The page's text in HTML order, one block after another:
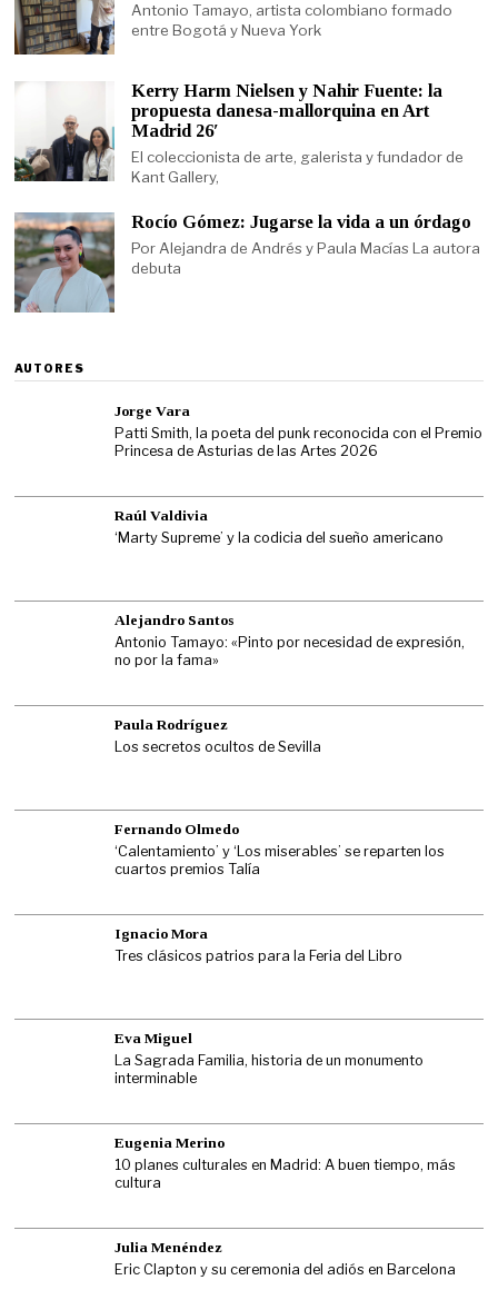
Antonio Tamayo, artista colombiano formado
entre Bogotá y Nueva York
Kerry Harm Nielsen y Nahir Fuente: la
propuesta danesa-mallorquina en Art
Madrid 26′
El coleccionista de arte, galerista y fundador de
Kant Gallery,
Rocío Gómez: Jugarse la vida a un órdago
Por Alejandra de Andrés y Paula Macías La autora
debuta
AUTORES
Jorge Vara
Patti Smith, la poeta del punk reconocida con el Premio
Princesa de Asturias de las Artes 2026
Raúl Valdivia
‘Marty Supreme’ y la codicia del sueño americano
Alejandro Santos
Antonio Tamayo: «Pinto por necesidad de expresión,
no por la fama»
Paula Rodríguez
Los secretos ocultos de Sevilla
Fernando Olmedo
‘Calentamiento’ y ‘Los miserables’ se reparten los
cuartos premios Talía
Ignacio Mora
Tres clásicos patrios para la Feria del Libro
Eva Miguel
La Sagrada Familia, historia de un monumento
interminable
Eugenia Merino
10 planes culturales en Madrid: A buen tiempo, más
cultura
Julia Menéndez
Eric Clapton y su ceremonia del adiós en Barcelona